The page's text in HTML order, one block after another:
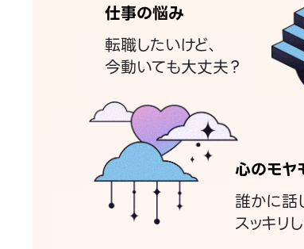
仕事の悩み
転職したいけど、
今動いても大丈夫？
心のモヤ
誰かに話
スッキリ